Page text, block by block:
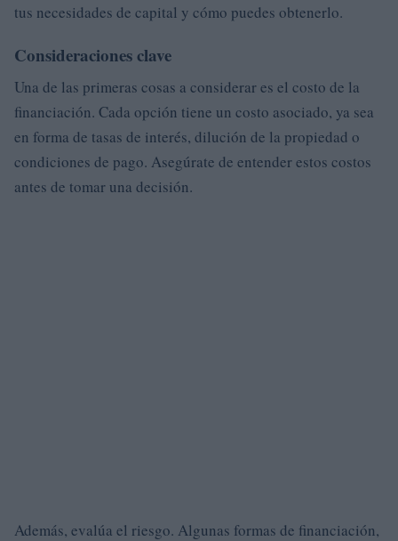
tus necesidades de capital y cómo puedes obtenerlo.
Consideraciones clave
Una de las primeras cosas a considerar es el costo de la
financiación. Cada opción tiene un costo asociado, ya sea
en forma de tasas de interés, dilución de la propiedad o
condiciones de pago. Asegúrate de entender estos costos
antes de tomar una decisión.
Además, evalúa el riesgo. Algunas formas de financiación,